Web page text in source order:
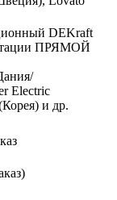
DEKraft
ПРЯМОЙ
Electric
и др.